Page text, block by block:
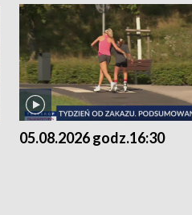
05.08.2026 godz.16:30